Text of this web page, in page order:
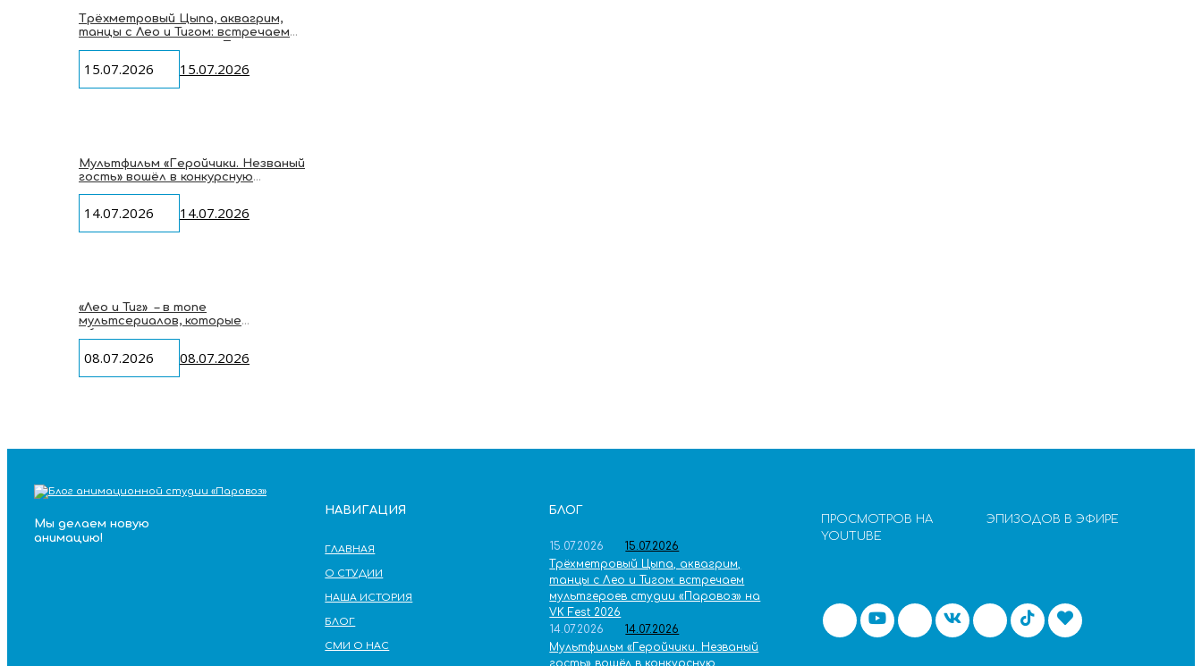
Трёхметровый Цыпа, аквагрим,
танцы с Лео и Тигом: встречаем
15.07.2026 15.07.2026
Мультфильм «Геройчики. Незваный
гость» вошёл в конкурсную
14.07.2026 14.07.2026
«Лео и Тиг» – в топе
мультсериалов, которые
08.07.2026 08.07.2026
Мы делаем новую
анимацию!
НАВИГАЦИЯ
ГЛАВНАЯ
О СТУДИИ
НАША ИСТОРИЯ
БЛОГ
СМИ О НАС
БЛОГ
Трёхметровый Цыпа, аквагрим,
танцы с Лео и Тигом: встречаем
мультгероев студии «Паровоз» на
VK Fest 2026
15.07.2026 15.07.2026
Мультфильм «Геройчики. Незваный
гость» вошёл в конкурсную
14.07.2026 14.07.2026
ПРОСМОТРОВ НА
YOUTUBE
ЭПИЗОДОВ В ЭФИРЕ